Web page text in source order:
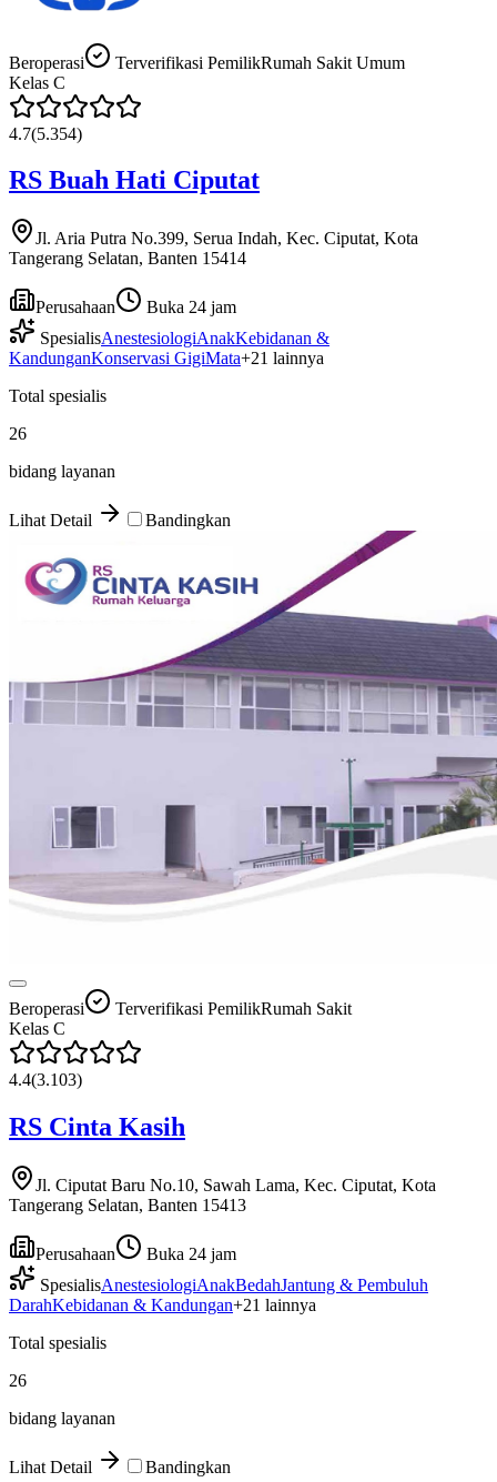
Beroperasi Terverifikasi PemilikRumah Sakit Umum
Kelas C
4.7(5.354)
RS Buah Hati Ciputat
Jl. Aria Putra No.399, Serua Indah, Kec. Ciputat, Kota
Tangerang Selatan, Banten 15414
Perusahaan
Buka 24 jam
SpesialisAnestesiologiAnakKebidanan &
KandunganKonservasi GigiMata+21 lainnya
Total spesialis
26
bidang layanan
Lihat Detail Bandingkan
Beroperasi Terverifikasi PemilikRumah Sakit
Kelas C
4.4(3.103)
RS Cinta Kasih
Jl. Ciputat Baru No.10, Sawah Lama, Kec. Ciputat, Kota
Tangerang Selatan, Banten 15413
Perusahaan
Buka 24 jam
SpesialisAnestesiologiAnakBedahJantung & Pembuluh
DarahKebidanan & Kandungan+21 lainnya
Total spesialis
26
bidang layanan
Lihat Detail Bandingkan